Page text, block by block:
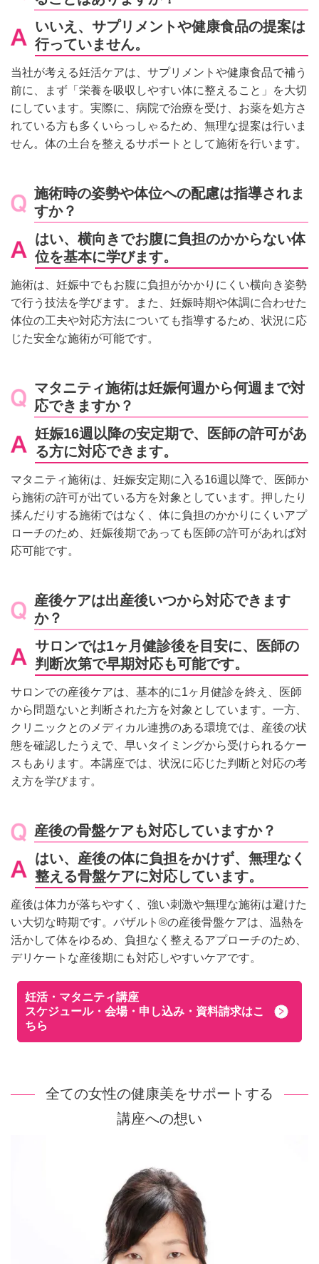
いいえ、サプリメントや健康食品の提案は
行っていません。
当社が考える妊活ケアは、サプリメントや健康食品で補う
前に、まず「栄養を吸収しやすい体に整えること」を大切
にしています。実際に、病院で治療を受け、お薬を処方さ
れている方も多くいらっしゃるため、無理な提案は行いま
せん。体の土台を整えるサポートとして施術を行います。
施術時の姿勢や体位への配慮は指導されま
すか？
はい、横向きでお腹に負担のかからない体
位を基本に学びます。
施術は、妊娠中でもお腹に負担がかかりにくい横向き姿勢
で行う技法を学びます。また、妊娠時期や体調に合わせた
体位の工夫や対応方法についても指導するため、状況に応
じた安全な施術が可能です。
マタニティ施術は妊娠何週から何週まで対
応できますか？
妊娠16週以降の安定期で、医師の許可があ
る方に対応できます。
マタニティ施術は、妊娠安定期に入る16週以降で、医師か
ら施術の許可が出ている方を対象としています。押したり
揉んだりする施術ではなく、体に負担のかかりにくいアプ
ローチのため、妊娠後期であっても医師の許可があれば対
応可能です。
産後ケアは出産後いつから対応できます
か？
サロンでは1ヶ月健診後を目安に、医師の
判断次第で早期対応も可能です。
サロンでの産後ケアは、基本的に1ヶ月健診を終え、医師
から問題ないと判断された方を対象としています。一方、
クリニックとのメディカル連携のある環境では、産後の状
態を確認したうえで、早いタイミングから受けられるケー
スもあります。本講座では、状況に応じた判断と対応の考
え方を学びます。
産後の骨盤ケアも対応していますか？
はい、産後の体に負担をかけず、無理なく
整える骨盤ケアに対応しています。
産後は体力が落ちやすく、強い刺激や無理な施術は避けた
い大切な時期です。バザルト®の産後骨盤ケアは、温熱を
活かして体をゆるめ、負担なく整えるアプローチのため、
デリケートな産後期にも対応しやすいケアです。
妊活・マタニティ講座
スケジュール・会場・申し込み・資料請求はこ
ちら
全ての女性の健康美をサポートする
講座への想い